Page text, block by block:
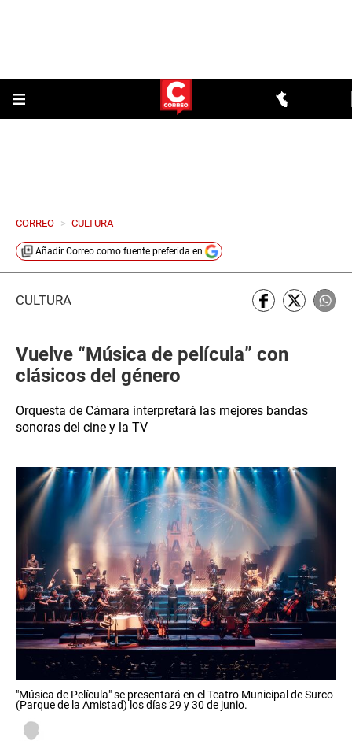
CORREO > CULTURA
Añadir Correo como fuente preferida en
CULTURA
Vuelve “Música de película” con
clásicos del género
Orquesta de Cámara interpretará las mejores bandas
sonoras del cine y la TV
"Música de Película" se presentará en el Teatro Municipal de Surco
(Parque de la Amistad) los días 29 y 30 de junio.